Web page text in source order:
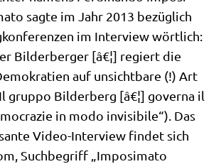
sag­te im Jahr 2013 bezüg­lich
im Inter­view wört­lich:
Bil­der­ber­ger [â€¦] regiert die
auf unsicht­ba­re (!) Art
grup­po Bil­der­berg [â€¦] gover­na il
in modo invi­si­bi­le“). Das
Video-Inter­view fin­det sich
Such­be­griff „Impo­si­ma­to